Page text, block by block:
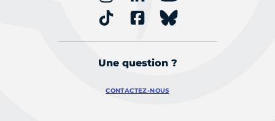
Une question ?
CONTACTEZ-NOUS